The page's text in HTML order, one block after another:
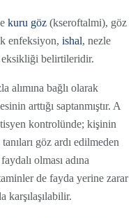
kuru göz (kseroftalmi), göz
enfeksiyon, ishal, nezle
eksikliği belirtileridir.
alımına bağlı olarak
arttığı saptanmıştır. A
kontrolünde; kişinin
göz ardı edilmeden
olması adına
de fayda yerine zarar
karşılaşılabilir.